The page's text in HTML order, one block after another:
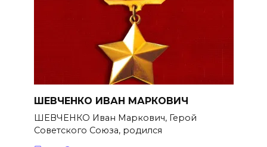
ШЕВЧЕНКО ИВАН МАРКОВИЧ
ШЕВЧЕНКО Иван Маркович, Герой
Советского Союза, родился